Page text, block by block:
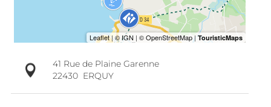
41 Rue de Plaine Garenne
22430 ERQUY